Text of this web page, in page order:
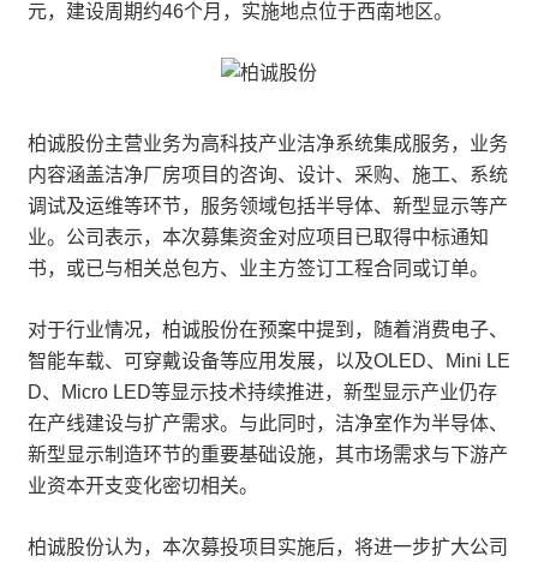
元，建设周期约46个月，实施地点位于西南地区。
柏诚股份主营业务为高科技产业洁净系统集成服务，业务
内容涵盖洁净厂房项目的咨询、设计、采购、施工、系统
调试及运维等环节，服务领域包括半导体、新型显示等产
业。公司表示，本次募集资金对应项目已取得中标通知
书，或已与相关总包方、业主方签订工程合同或订单。
对于行业情况，柏诚股份在预案中提到，随着消费电子、
智能车载、可穿戴设备等应用发展，以及OLED、Mini LE
D、Micro LED等显示技术持续推进，新型显示产业仍存
在产线建设与扩产需求。与此同时，洁净室作为半导体、
新型显示制造环节的重要基础设施，其市场需求与下游产
业资本开支变化密切相关。
柏诚股份认为，本次募投项目实施后，将进一步扩大公司